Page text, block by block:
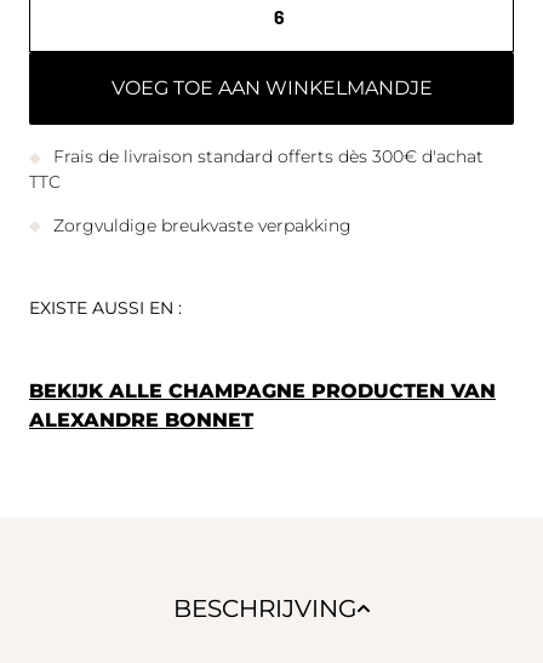
VOEG TOE AAN WINKELMANDJE
Frais de livraison standard offerts dès 300€ d'achat
TTC
Zorgvuldige breukvaste verpakking
EXISTE AUSSI EN :
BEKIJK ALLE CHAMPAGNE PRODUCTEN VAN
ALEXANDRE BONNET
BESCHRIJVING